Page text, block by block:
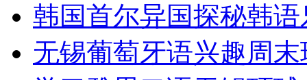
韩国首尔异国探秘韩
无锡葡萄牙语兴趣周末